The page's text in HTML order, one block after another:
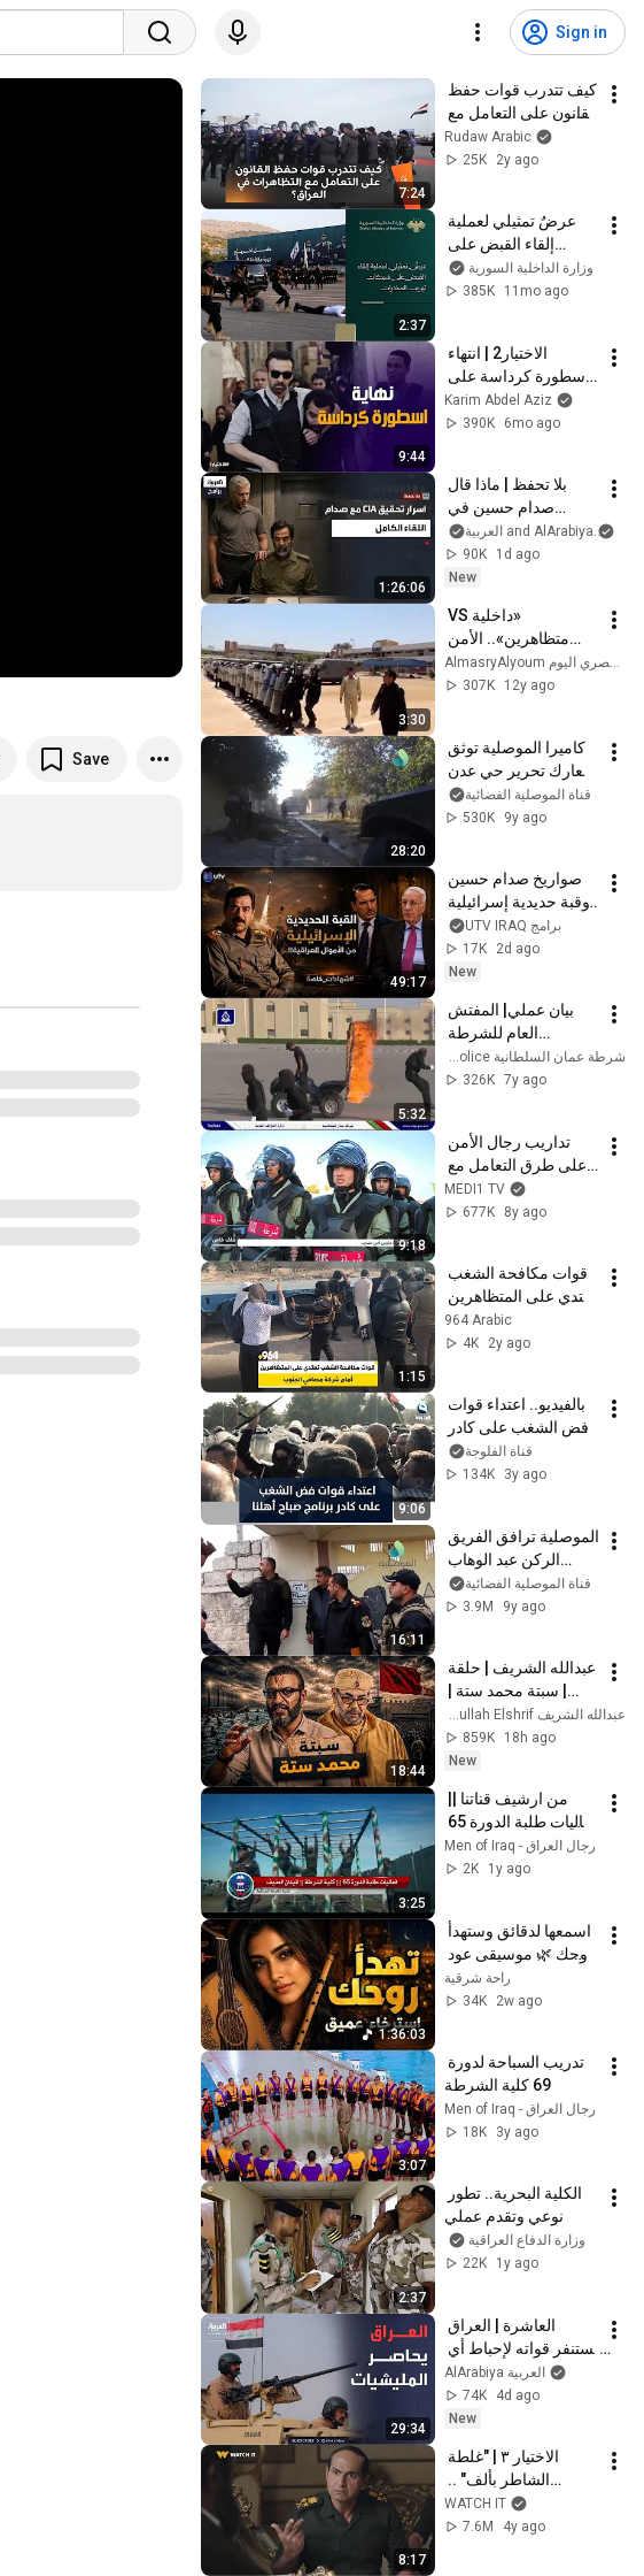
Sign in
Save
7:24
التظاهرات في العراق؟
Rudaw Arabic
25K
2y ago
2:37
المخدرات.
وزارة الداخلية السورية
385K
11mo ago
9:44
ايد ابطال الشرطة
المصرية
Karim Abdel Aziz
390K
6mo ago
1:26:06
لضابط CIA الذي
and AlArabiya العربية
90K
1d ago
New
3:30
المركزي يتدرب على
مواجهة الحجارة
AlmasryAlyoum المصري اليوم
307K
12y ago
28:20
جهاز مكافحة الارهاب
قناة الموصلية الفضائية
530K
9y ago
49:17
القادرالعبيدي في
شهادات خاصة
برامج UTV IRAQ
17K
2d ago
New
5:32
الدورة التأسيسية
شرطة عمان السلطانية Royal Oman Police
326K 7y ago
9:18
المظاهرات
MEDI1 TV
677K
8y ago
1:15
أمام شركة مصافي
الجنوب
964 Arabic
4K
2y ago
9:06
المتقاعدين العراقيين
قناة الفلوجة
134K
3y ago
16:11
الاندلس وترصد أفراح
قناة الموصلية الفضائية
3.9M
9y ago
18:44
الموسم العاشرعبدالله الشريف Abdullah Elshrif
859K
18h ago
New
3:25
الميدان العنيف || كلية
الشرطة
رجال العراق - Men of Iraq
2K
1y ago
1:36:03
وناي للاسترخاء العميق |
music
راحة شرقية
34K
2w ago
3:07
69 كلية الشرطة
رجال العراق - Men of Iraq
18K
3y ago
2:37
نوعي وتقدم عملي
وزارة الدفاع العراقية
22K
1y ago
29:34
هجوم يستهدف دول
الجوار
AlArabiya العربية
74K
4d ago
New
8:17
الشاطر راح يهدد الفريق
السيسي بمواجهة
WATCH IT
7.6M
4y ago